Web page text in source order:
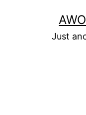
Just